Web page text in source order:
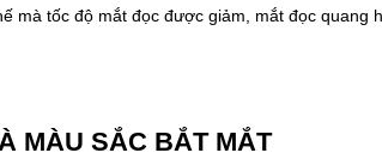
mà tốc độ mắt đọc được giảm, mắt đọc quang
MÀU SẮC BẮT MẮT